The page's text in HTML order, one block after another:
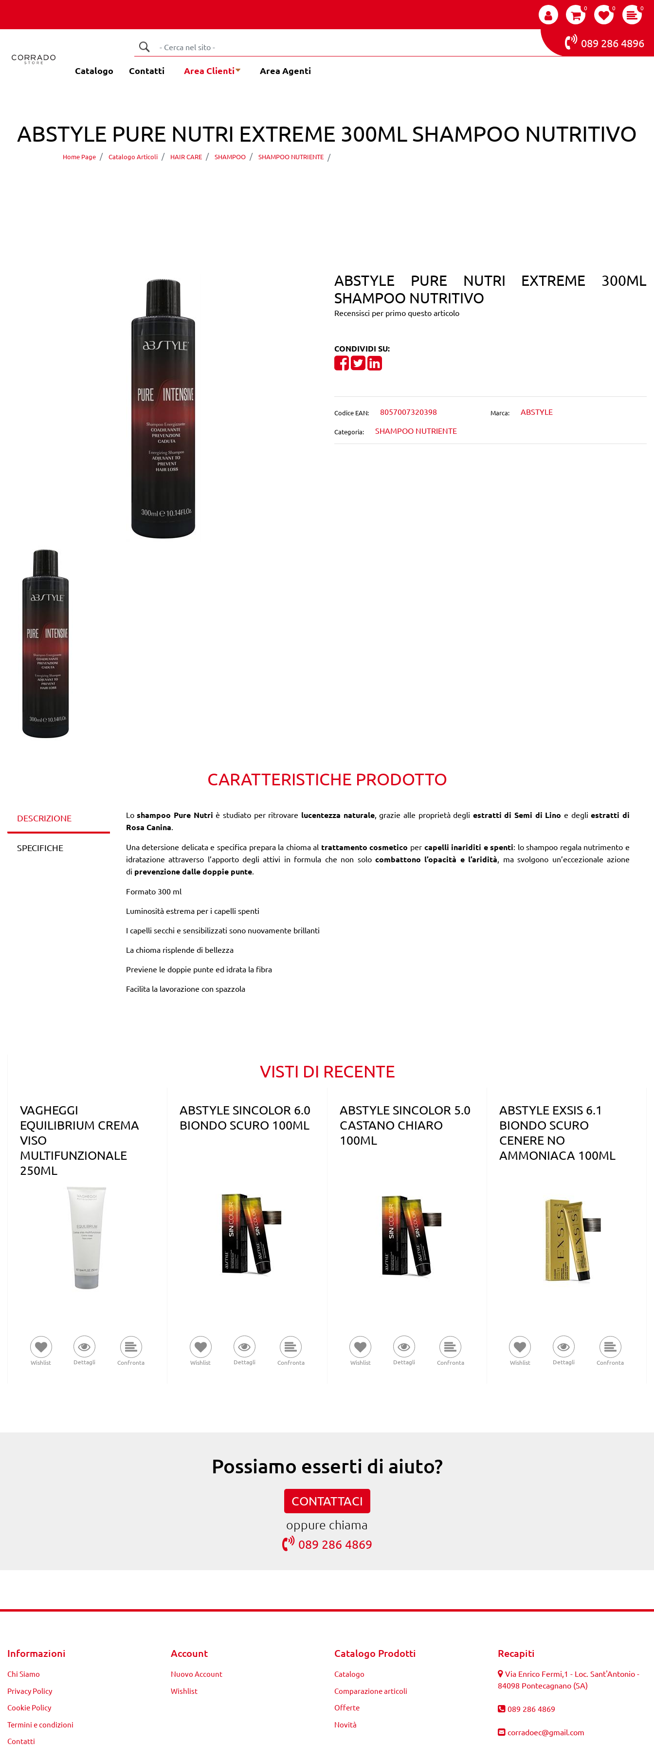
0 0 0
089 286 4896
Catalogo Contatti Area Clienti Area Agenti
ABSTYLE PURE NUTRI EXTREME 300ML SHAMPOO NUTRITIVO
Home Page Catalogo Articoli HAIR CARE SHAMPOO SHAMPOO NUTRIENTE
ABSTYLE PURE NUTRI EXTREME 300ML
SHAMPOO NUTRITIVO
Recensisci per primo questo articolo
CONDIVIDI SU:
Share on Facebook
TweetShare on LinkedIn
Codice EAN: 8057007320398
Categoria: SHAMPOO NUTRIENTE
Marca: ABSTYLE
CARATTERISTICHE PRODOTTO
DESCRIZIONE
SPECIFICHE
Loshampoo Pure Nutri è studiato per ritrovare lucentezza naturale, grazie alle proprietà degli estratti di Semi di Linoe degli estratti di
Rosa Canina.
Una detersione delicata e specifica prepara la chioma al trattamento cosmetico per capelli inariditi e spenti: lo shampoo regala nutrimento e
idratazione attraverso l’apporto degli attivi in formula che non solocombattono l’opacità e l’aridità, ma svolgono un’eccezionale azione
di prevenzione dalle doppie punte.
Formato 300 ml
Luminosità estrema per i capelli spenti
I capelli secchi e sensibilizzati sono nuovamente brillanti
La chioma risplende di bellezza
Previene le doppie punte ed idrata la fibra
Facilita la lavorazione con spazzola
VISTI DI RECENTE
VAGHEGGI
EQUILIBRIUM CREMA
VISO
MULTIFUNZIONALE
250ML
Wishlist Dettagli Confronta
ABSTYLE SINCOLOR 6.0
BIONDO SCURO 100ML
Wishlist Dettagli Confronta
ABSTYLE SINCOLOR 5.0
CASTANO CHIARO
100ML
Wishlist Dettagli Confronta
ABSTYLE EXSIS 6.1
BIONDO SCURO
CENERE NO
AMMONIACA 100ML
Wishlist Dettagli Confronta
Possiamo esserti di aiuto?
CONTATTACI
oppure chiama
089 286 4869
Informazioni
Chi Siamo
Privacy Policy
Cookie Policy
Termini e condizioni
Contatti
Account
Nuovo Account
Wishlist
Catalogo Prodotti
Catalogo
Comparazione articoli
Offerte
Novità
Recapiti
Via Enrico Fermi,1 - Loc. Sant'Antonio -
84098 Pontecagnano (SA)
089 286 4869
corradoec@gmail.com